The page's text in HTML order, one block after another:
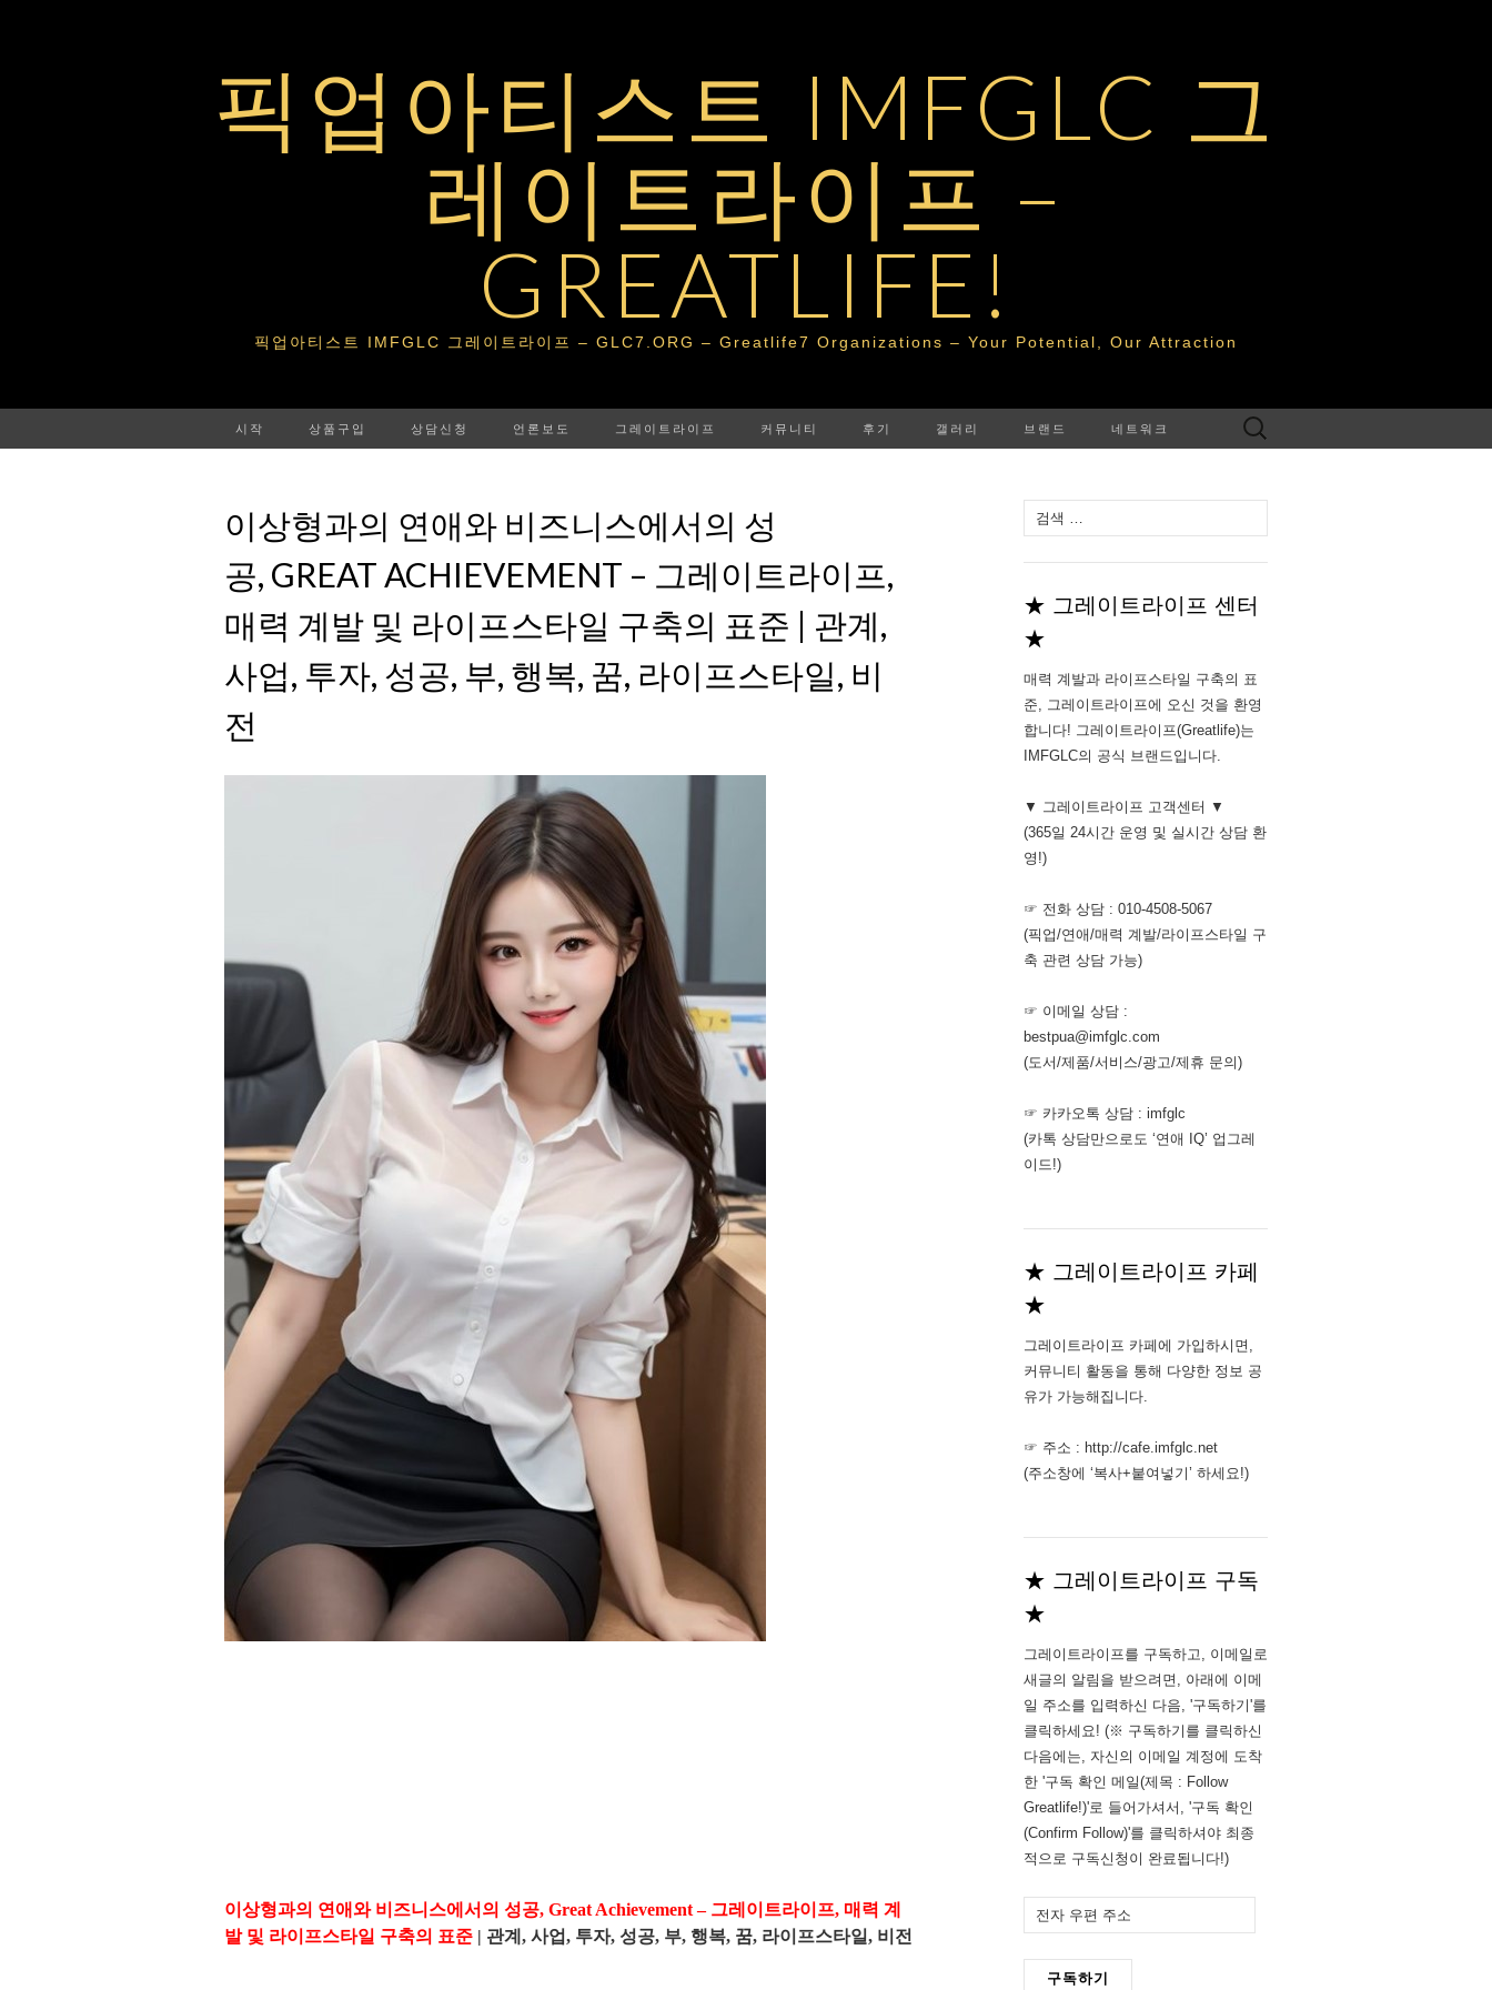
픽업아티스트 IMFGLC 그
레이트라이프 –
GREATLIFE!
픽업아티스트 IMFGLC 그레이트라이프 – GLC7.ORG – Greatlife7 Organizations – Your Potential, Our Attraction
시작 상품구입 상담신청 언론보도 그레이트라이프 커뮤니티 후기 갤러리 브랜드 네트워크
다
음
색:
이상형과의 연애와 비즈니스에서의 성
공, GREAT ACHIEVEMENT – 그레이트라이프,
매력 계발 및 라이프스타일 구축의 표준 | 관계,
사업, 투자, 성공, 부, 행복, 꿈, 라이프스타일, 비
전
이상형과의 연애와 비즈니스에서의 성공, Great Achievement – 그레이트라이프, 매력 계
발 및 라이프스타일 구축의 표준 | 관계, 사업, 투자, 성공, 부, 행복, 꿈, 라이프스타일, 비전
음
검
★ 그레이트라이프 센터
★
매력 계발과 라이프스타일 구축의 표
준, 그레이트라이프에 오신 것을 환영
합니다! 그레이트라이프(Greatlife)는
IMFGLC의 공식 브랜드입니다.
▼ 그레이트라이프 고객센터 ▼
(365일 24시간 운영 및 실시간 상담 환
영!)
☞ 전화 상담 : 010-4508-5067
(픽업/연애/매력 계발/라이프스타일 구
축 관련 상담 가능)
☞ 이메일 상담 :
bestpua@imfglc.com
(도서/제품/서비스/광고/제휴 문의)
☞ 카카오톡 상담 : imfglc
(카톡 상담만으로도 ‘연애 IQ’ 업그레
이드!)
★ 그레이트라이프 카페
★
그레이트라이프 카페에 가입하시면,
커뮤니티 활동을 통해 다양한 정보 공
유가 가능해집니다.
☞ 주소 : http://cafe.imfglc.net
(주소창에 ‘복사+붙여넣기’ 하세요!)
★ 그레이트라이프 구독
★
그레이트라이프를 구독하고, 이메일로
새글의 알림을 받으려면, 아래에 이메
일 주소를 입력하신 다음, '구독하기'를
클릭하세요! (※ 구독하기를 클릭하신
다음에는, 자신의 이메일 계정에 도착
한 '구독 확인 메일(제목 : Follow
Greatlife!)'로 들어가셔서, '구독 확인
(Confirm Follow)'를 클릭하셔야 최종
적으로 구독신청이 완료됩니다!)
자
우
구독하기